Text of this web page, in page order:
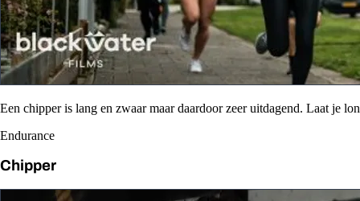
Een chipper is lang en zwaar maar daardoor zeer uitdagend. Laat je
Endurance
Chipper